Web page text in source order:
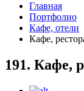
Главная
Портфолио
Кафе, отели
Кафе,
191. Кафе,